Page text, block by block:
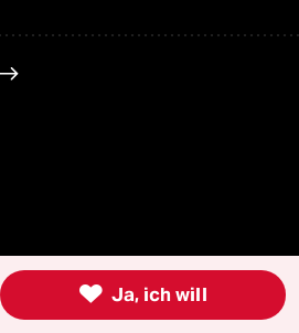
 Ja, ich will